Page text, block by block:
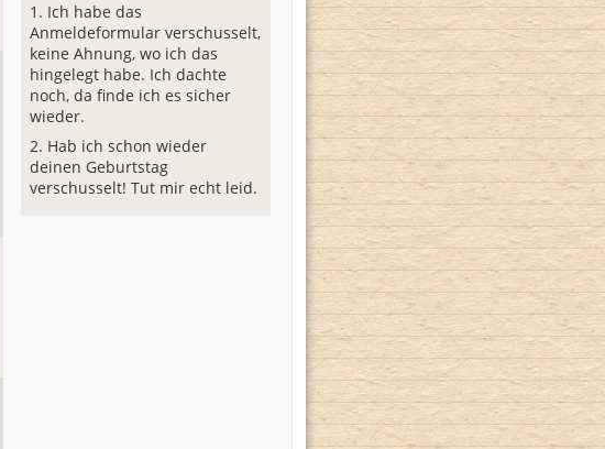
Ich habe das
Anmeldeformular verschusselt,
keine Ahnung, wo ich das
hingelegt habe. Ich dachte
noch, da finde ich es sicher
wieder.
Hab ich schon wieder
deinen Geburtstag
verschusselt! Tut mir echt leid.